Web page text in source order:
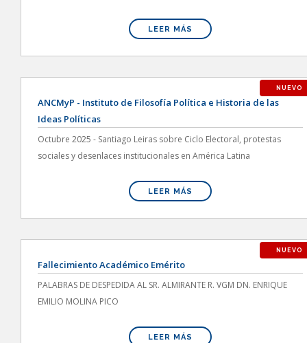
LEER MÁS
NUEVO
ANCMyP - Instituto de Filosofía Política e Historia de las
Ideas Políticas
Octubre 2025 - Santiago Leiras sobre Ciclo Electoral, protestas
sociales y desenlaces institucionales en América Latina
LEER MÁS
NUEVO
Fallecimiento Académico Emérito
PALABRAS DE DESPEDIDA AL SR. ALMIRANTE R. VGM DN. ENRIQUE
EMILIO MOLINA PICO
LEER MÁS